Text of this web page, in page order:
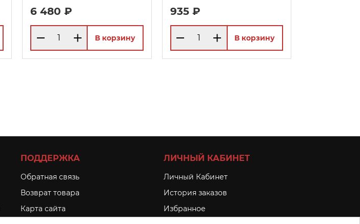
6 480 ₽
В корзину
935 ₽
В корзину
ПОДДЕРЖКА
Обратная связь
Возврат товара
Карта сайта
ЛИЧНЫЙ КАБИНЕТ
Личный Кабинет
История заказов
Избранное